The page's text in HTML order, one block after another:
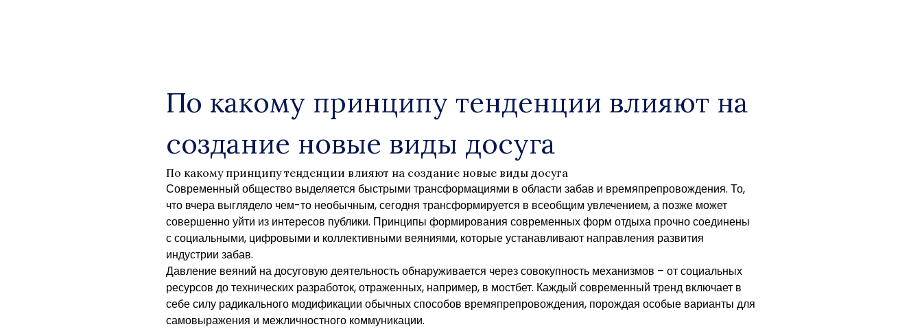
По какому принципу тенденции влияют на
создание новые виды досуга
По какому принципу тенденции влияют на создание новые виды досуга
Современный общество выделяется быстрыми трансформациями в области забав и времяпрепровождения. То,
что вчера выглядело чем-то необычным, сегодня трансформируется в всеобщим увлечением, а позже может
совершенно уйти из интересов публики. Принципы формирования современных форм отдыха прочно соединены
с социальными, цифровыми и коллективными веяниями, которые устанавливают направления развития
индустрии забав.
Давление веяний на досуговую деятельность обнаруживается через совокупность механизмов – от социальных
ресурсов до технических разработок, отраженных, например, в мостбет. Каждый современный тренд включает в
себе силу радикального модификации обычных способов времяпрепровождения, порождая особые варианты для
самовыражения и межличностного коммуникации.